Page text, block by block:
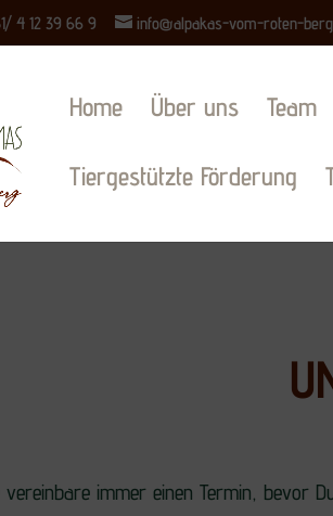
4 12 39 66 9 info@alpakas-vom-roten-
Home Über uns Team
Tiergestützte Förderung
vereinbare immer einen Termin, bevor